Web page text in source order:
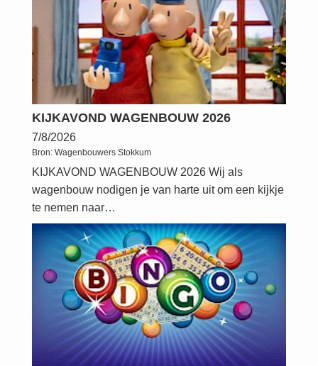
KIJKAVOND WAGENBOUW 2026
7/8/2026
Bron: Wagenbouwers Stokkum
KIJKAVOND WAGENBOUW 2026 Wij als
wagenbouw nodigen je van harte uit om een kijkje
te nemen naar…